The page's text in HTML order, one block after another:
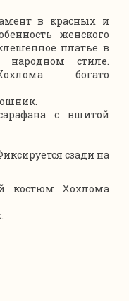
в красных и
женского
платье в
стиле.
богато
с вшитой
сзади на
костюм Хохлома